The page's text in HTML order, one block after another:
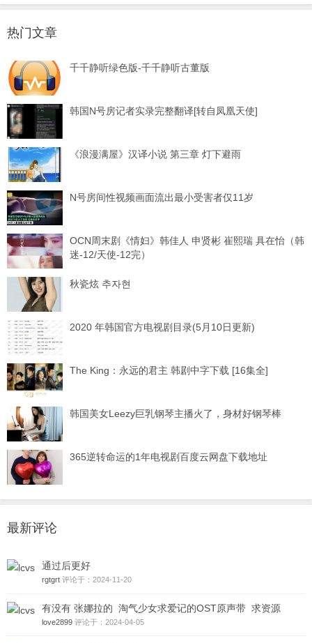
热门文章
千千静听绿色版-千千静听古董版
韩国N号房记者实录完整翻译[转自凤凰天使]
《浪漫满屋》汉译小说 第三章 灯下避雨
N号房间性视频画面流出最小受害者仅11岁
OCN周末剧《情妇》韩佳人 申贤彬 崔熙瑞 具在怡（韩
迷-12/天使-12完）
秋瓷炫 추자현
2020 年韩国官方电视剧目录(5月10日更新)
The King：永远的君主 韩剧中字下载 [16集全]
韩国美女Leezy巨乳钢琴主播火了，身材好钢琴棒
365逆转命运的1年电视剧百度云网盘下载地址
最新评论
通过后更好
rgtgrt 评论于：2024-11-20
有没有 张娜拉的 淘气少女求爱记的OST原声带 求资源
love2899 评论于：2024-04-05